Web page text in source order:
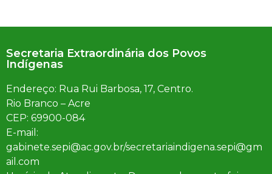
Secretaria Extraordinária dos Povos
Indígenas
Endereço: Rua Rui Barbosa, 17, Centro.
Rio Branco – Acre
CEP: 69900-084
E-mail:
gabinete.sepi@ac.gov.br/secretariaindigena.sepi@gm
ail.com